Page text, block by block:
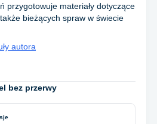
przygotowuje materiały dotyczące
bieżących spraw w świecie
autora
bez przerwy